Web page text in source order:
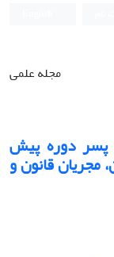
مجله علمی
پسر دوره پیش
مجریان قانون و